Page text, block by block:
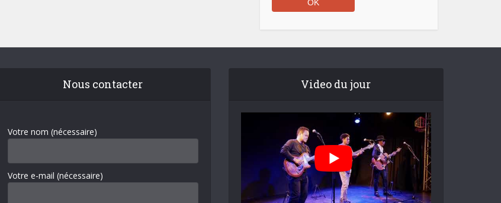
Nous contacter
Votre nom (nécessaire)
Votre e-mail (nécessaire)
Video du jour